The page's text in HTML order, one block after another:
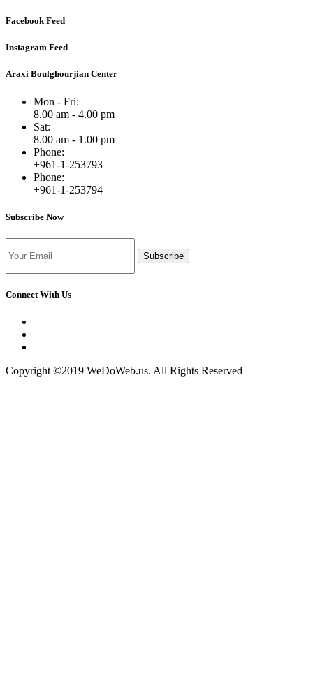
Facebook Feed
Instagram Feed
Araxi Boulghourjian Center
Mon - Fri:
8.00 am - 4.00 pm
Sat:
8.00 am - 1.00 pm
Phone:
+961-1-253793
Phone:
+961-1-253794
Subscribe Now
Subscribe
Connect With Us
Copyright ©2019 WeDoWeb.us. All Rights Reserved